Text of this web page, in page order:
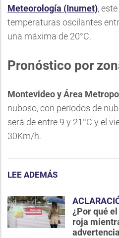
Meteorología (Inumet),
temperaturas oscilantes
una máxima de 20°C.
Pronóstico por
Montevideo y Área
nuboso, con períodos de
será de entre 9 y 21°C y el
30Km/h.
LEE ADEMÁS
¿Por qué
roja